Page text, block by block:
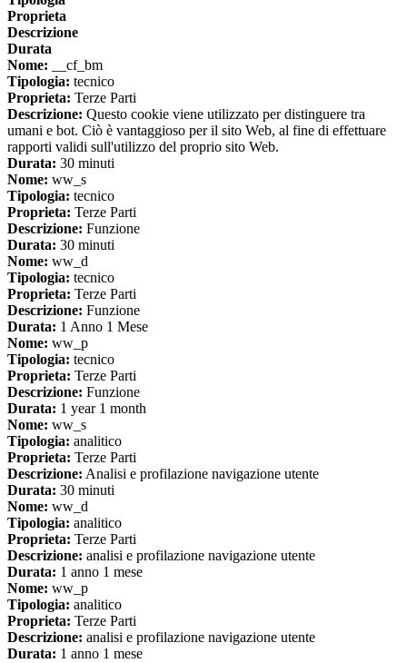
Proprieta
Descrizione
Durata
Nome: __cf_bm
Tipologia: tecnico
Proprieta: Terze Parti
Descrizione: Questo cookie viene utilizzato per distinguere tra
umani e bot. Ciò è vantaggioso per il sito Web, al fine di effettuare
rapporti validi sull'utilizzo del proprio sito Web.
Durata: 30 minuti
Nome: ww_s
Tipologia: tecnico
Proprieta: Terze Parti
Descrizione: Funzione
Durata: 30 minuti
Nome: ww_d
Tipologia: tecnico
Proprieta: Terze Parti
Descrizione: Funzione
Durata: 1 Anno 1 Mese
Nome: ww_p
Tipologia: tecnico
Proprieta: Terze Parti
Descrizione: Funzione
Durata: 1 year 1 month
Nome: ww_s
Tipologia: analitico
Proprieta: Terze Parti
Descrizione: Analisi e profilazione navigazione utente
Durata: 30 minuti
Nome: ww_d
Tipologia: analitico
Proprieta: Terze Parti
Descrizione: analisi e profilazione navigazione utente
Durata: 1 anno 1 mese
Nome: ww_p
Tipologia: analitico
Proprieta: Terze Parti
Descrizione: analisi e profilazione navigazione utente
Durata: 1 anno 1 mese